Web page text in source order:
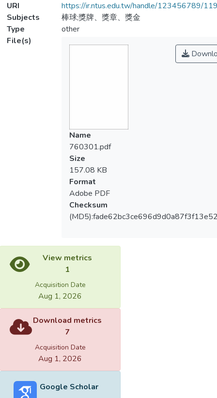
URI
https://ir.ntus.edu.tw/handle/123456789/
Subjects
棒球;獎牌、獎章、獎金
Type
other
File(s)
Name
760301.pdf
Size
157.08 KB
Format
Adobe PDF
Checksum
View metrics
1
Acquisition Date
Aug 1, 2026
Download metrics
7
Acquisition Date
Aug 1, 2026
Google Scholar